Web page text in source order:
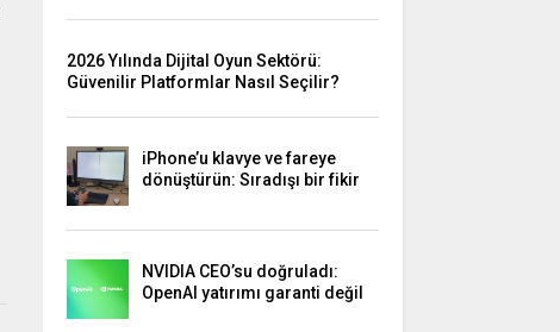
2026 Yılında Dijital Oyun Sektörü:
Güvenilir Platformlar Nasıl Seçilir?
iPhone’u klavye ve fareye
dönüştürün: Sıradışı bir fikir
NVIDIA CEO’su doğruladı:
OpenAI yatırımı garanti değil